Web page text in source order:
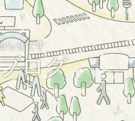
らせです
ログ